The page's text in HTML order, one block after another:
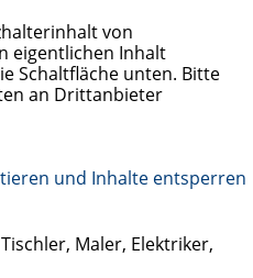
von
eigentlichen Inhalt
Schaltfläche unten. Bitte
an Drittanbieter
und Inhalte entsperren
Maler, Elektriker,